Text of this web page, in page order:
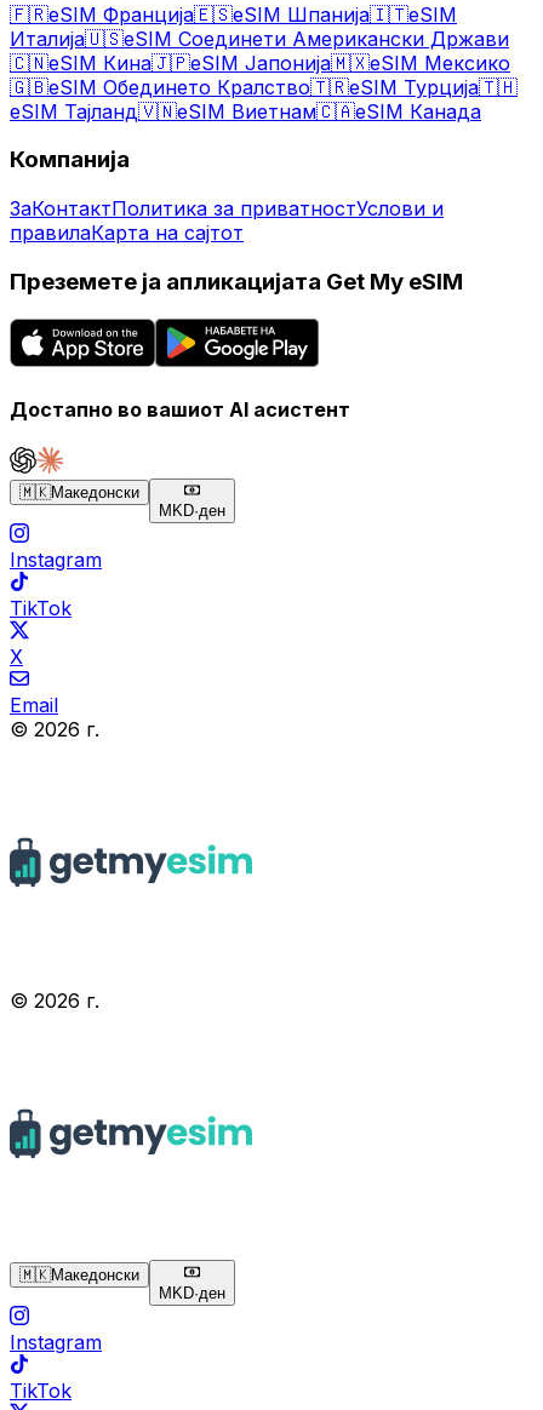
🇫🇷eSIM Франција🇪🇸eSIM Шпанија🇮🇹eSIM
Италија🇺🇸eSIM Соединети Американски Држави
🇨🇳eSIM Кина🇯🇵eSIM Јапонија🇲🇽eSIM Мексико
🇬🇧eSIM Обединето Кралство🇹🇷eSIM Турција🇹🇭
eSIM Тајланд🇻🇳eSIM Виетнам🇨🇦eSIM Канада
Компанија
ЗаКонтактПолитика за приватностУслови и
правилаКарта на сајтот
Преземете ја апликацијата Get My eSIM
Достапно во вашиот AI асистент
🇲🇰Македонски
MKD·ден
Instagram
TikTok
X
Email
© 2026 г.
© 2026 г.
🇲🇰Македонски
MKD·ден
Instagram
TikTok